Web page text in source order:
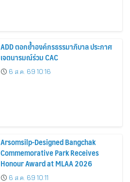
ADD ตอกย้ำองค์กรธรรมาภิบาล ประกาศ
เจตนารมณ์ร่วม CAC
6 ส.ค. 69 10:16
Arsomsilp-Designed Bangchak
Commemorative Park Receives
Honour Award at MLAA 2026
6 ส.ค. 69 10:11